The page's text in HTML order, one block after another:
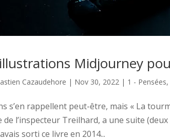
Midjourney
Cazaudehore | Nov 30, 2022 | 1 -
s’en rappellent peut-être, mais « La
de l’inspecteur Treilhard, a une suite
sorti ce livre en 2014...